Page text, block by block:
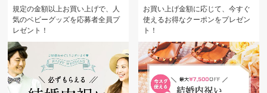
規定の金額以上お買い上げで、人
気のベビーグッズを応募者全員プ
レゼント！
お買い上げ金額に応じて、今すぐ
使えるお得なクーポンをプレゼン
ト！